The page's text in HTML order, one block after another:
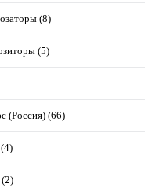
(8)
(5)
(Россия) (66)
(2)